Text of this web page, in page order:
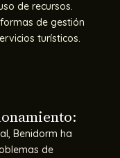
de recursos.
de gestión
turísticos.
Benidorm ha
de